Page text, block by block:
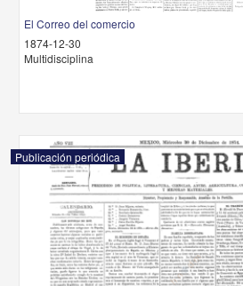
El Correo del comercio
1874-12-30
Multidisciplina
Publicación periódica